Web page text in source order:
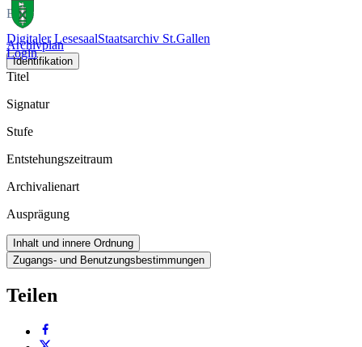
Digitaler LesesaalStaatsarchiv St.Gallen
Login
Buch
Archivplan
Identifikation
Titel
Signatur
Stufe
Entstehungszeitraum
Archivalienart
Ausprägung
Inhalt und innere Ordnung
Zugangs- und Benutzungsbestimmungen
Teilen